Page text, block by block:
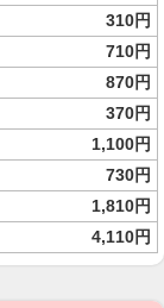
310円
710円
870円
370円
1,100円
730円
1,810円
4,110円